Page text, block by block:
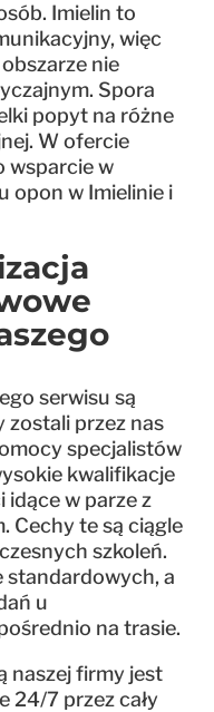
Imielin to
więc
nie
Spora
popyt na różne
W ofercie
wsparcie w
opon w Imielinie i
serwisu są
przez nas
specjalistów
kwalifikacje
idące w parze z
Cechy te są ciągle
szkoleń.
standardowych, a
u
na trasie.
naszej firmy jest
24/7 przez cały